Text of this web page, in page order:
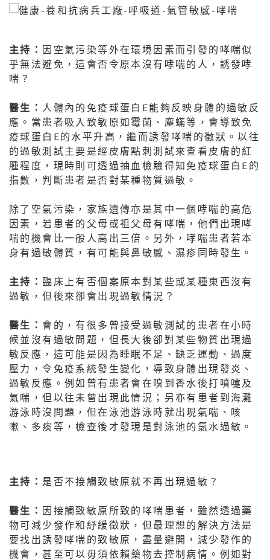
主持： 因空氣污染等外在環境因素而引發的哮喘似
乎無法避免，這會否令原本沒有哮喘的人，誘發哮
喘？
醫生： 人體內的免疫球蛋白E能夠反映身體的過敏反
應。當患者吸入致敏原如霉菌、塵蟎等，會導致免
疫球蛋白E的水平升高，繼而誘發哮喘的徵狀。以往
的過敏測試主要是經皮膚點刺測試來查看皮膚的紅
腫程度，現時則可透過抽血檢驗得知免疫球蛋白E的
指數，判斷患者是否對某種物質過敏。
除了空氣污染，家族遺傳亦是其中一個哮喘的高危
因素，若患者的父母或祖父母有哮喘，他們出現哮
喘的機會比一般人高出三倍。另外，哮喘患者若本
身有過敏體質，有可能與鼻敏感、濕疹同時發生。
主持： 臨床上有否個案原本對某些或某種東西沒有
過敏，但後來卻會出現過敏情況？
醫生：會的，有很多曾接受過敏測試的患者在小時
候並沒有過敏問題，但長大後卻對某些物質出現過
敏反應，這可能是因為睡眠不足、缺乏運動、過度
壓力，令免疫系統發生變化，導致身體出現發炎、
過敏反應。例如曾有患者會在嗅到香水後打噴嚏及
氣喘，但以往未曾出現此情況；另亦有患者到海灘
游泳時沒問題，但在泳池游泳時就出現氣喘、咳
嗽、多痰等，檢查後才發現是對泳池的氯水過敏。
主持： 是否不接觸致敏原就不再出現過敏？
醫生： 因接觸致敏原所致的哮喘患者，雖然透過藥
物可減少發作和紓緩徵狀，但最理想的解決方法是
要找出誘發哮喘的致敏原，盡量避開，減少發作的
機會，甚至可以毋須依賴藥物去控制病情。例如對